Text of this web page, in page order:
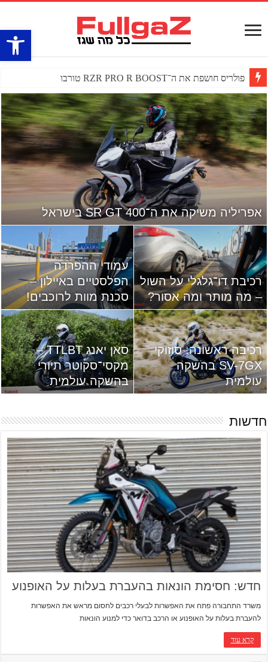
פתח
פולריס חושפת את ה־RZR PRO R BOOST טורבו
אפריליה משיקה את ה־SR GT 400 בישראל
רכיבת דו־גלגלי על השול
– מה מותר ומה אסור?
עמודי ההפרדה
הפלסטיים באיילון –
סכנת מוות לרוכבים!
רכיבה ראשונה: סוזוקי
SV-7GX בהשקה
עולמית
סאן יאנג TTLBT –
מקסי־סקוטר תיורי
בהשקה עולמית
חדשות
חדש: חסימת הונאות בהעברת בעלות על האופנוע
משרד התחבורה פתח את האפשרות לבעלי רכבים לחסום מראש את האפשרות
להעברת בעלות על האופנוע או הרכב בדואר כדי למנוע הונאות
קרא עוד